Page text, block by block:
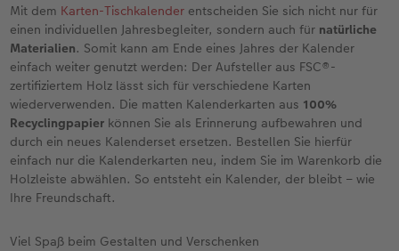
Mit dem Karten-Tischkalender entscheiden Sie sich nicht nur für
einen individuellen Jahresbegleiter, sondern auch für natürliche
Materialien. Somit kann am Ende eines Jahres der Kalender
einfach weiter genutzt werden: Der Aufsteller aus FSC®-
zertifiziertem Holz lässt sich für verschiedene Karten
wiederverwenden. Die matten Kalenderkarten aus 100%
Recyclingpapier können Sie als Erinnerung aufbewahren und
durch ein neues Kalenderset ersetzen. Bestellen Sie hierfür
einfach nur die Kalenderkarten neu, indem Sie im Warenkorb die
Holzleiste abwählen. So entsteht ein Kalender, der bleibt – wie
Ihre Freundschaft.
Viel Spaß beim Gestalten und Verschenken